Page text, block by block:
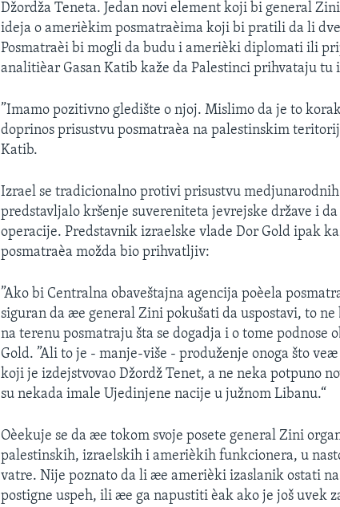
Džordža Teneta. Jedan novi element koji bi general
ideja o amerièkim posmatraèima koji bi pratili da li
Posmatraèi bi mogli da budu i amerièki diplomati ili
analitièar Gasan Katib kaže da Palestinci prihvataju tu
”Imamo pozitivno gledište o njoj. Mislimo da je to
doprinos prisustvu posmatraèa na palestinskim
Katib.
Izrael se tradicionalno protivi prisustvu
predstavljalo kršenje suvereniteta jevrejske države i
operacije. Predstavnik izraelske vlade Dor Gold ipak
posmatraèa možda bio prihvatljiv:
”Ako bi Centralna obaveštajna agencija poèela
siguran da æe general Zini pokušati da uspostavi, to
na terenu posmatraju šta se dogadja i o tome podnose
Gold. ”Ali to je - manje-više - produženje onoga što
koji je izdejstvovao Džordž Tenet, a ne neka potpuno
su nekada imale Ujedinjene nacije u južnom Libanu.“
Oèekuje se da æe tokom svoje posete general Zini
palestinskih, izraelskih i amerièkih funkcionera, u
vatre. Nije poznato da li æe amerièki izaslanik ostati
postigne uspeh, ili æe ga napustiti èak ako je još uvek